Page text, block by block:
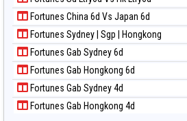
Paito Harian New York Midday
Paito Harian North Carolina Day
Paito Harian Pcso
Paito Harian Pennsylvania Day
Paito Harian Sao Paulo
Paito Harian Singapore
Paito Harian Sydney
Fortunes China 6d Vs Japan 6d
Fortunes Sydney | Sgp | Hongkong
Fortunes Gab Sydney 6d
Fortunes Gab Hongkong 6d
Fortunes Gab Sydney 4d
Fortunes Gab Hongkong 4d